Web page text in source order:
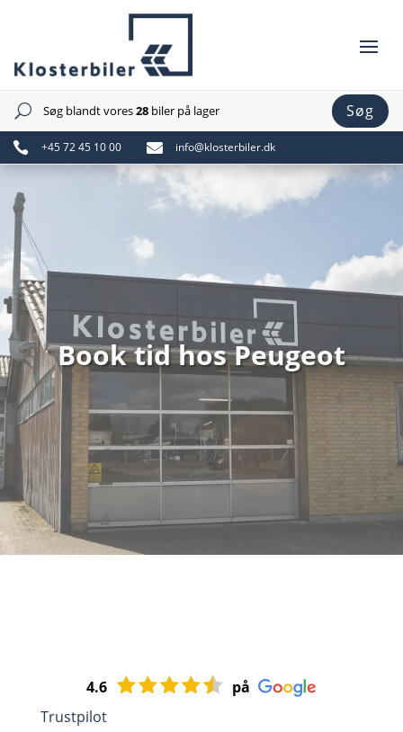
U Søg blandt vores28 biler på lager Søg
 +45 72 45 10 00  info@klosterbiler.dk
Book tid hos Peugeot
4.6
på
Trustpilot